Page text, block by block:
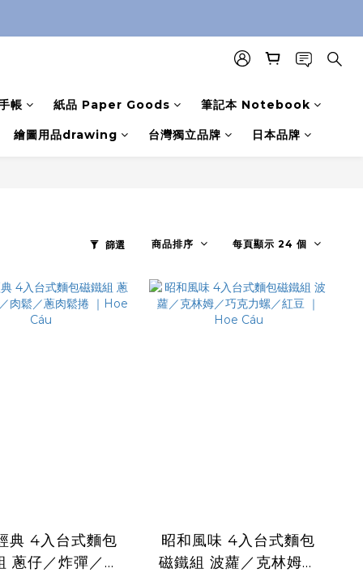
帳 紙品 Paper Goods 筆記本 Notebook
繪圖用品drawing 台灣獨立品牌 日本品牌
篩選 商品排序 每頁顯示 24 個
典 4入台式麵包
蔥仔／炸彈／肉
昭和風味 4入台式麵包
磁鐵組 波蘿／克林姆／